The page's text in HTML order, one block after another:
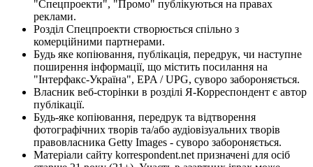
"Спецпроекти", "Промо" публікуються на правах
реклами.
Розділ Спецпроекти створюється спільно з
комерційними партнерами.
Будь яке копіювання, публікація, передрук, чи наступне
поширення інформації, що містить посилання на
"Інтерфакс-Україна", EPA / UPG, суворо забороняється.
Власник веб-сторінки в розділі Я-Корреспондент є автор
публікації.
Будь-яке копіювання, передрук та відтворення
фотографічних творів та/або аудіовізуальних творів
правовласника Getty Images - суворо забороняється.
Матеріали сайту korrespondent.net призначені для осіб